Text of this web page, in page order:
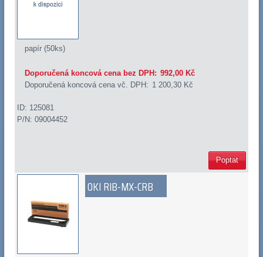
papír (50ks)
Doporučená koncová cena bez DPH: 992,00 Kč
Doporučená koncová cena vč. DPH: 1 200,30 Kč
ID: 125081
P/N: 09004452
Poptat
OKI RIB-MX-CRB